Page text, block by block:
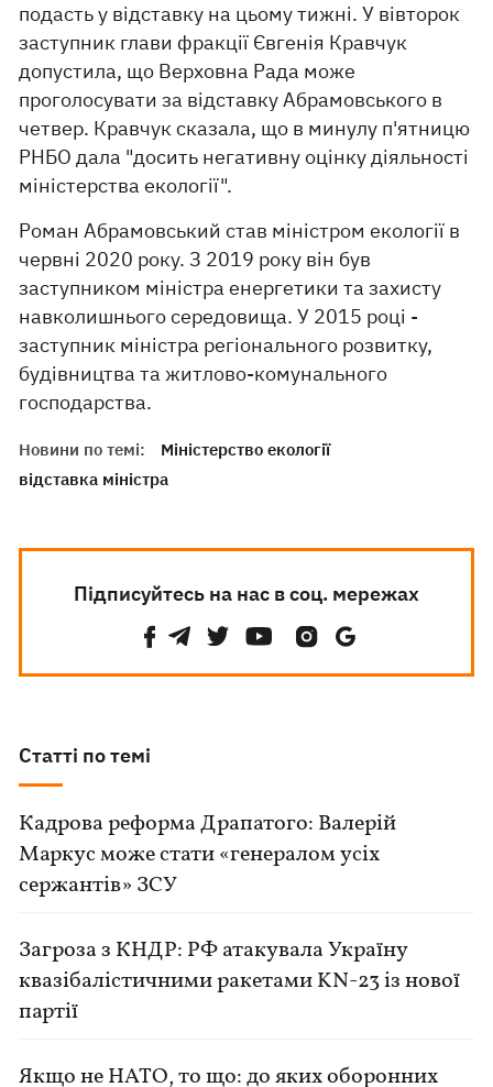
подасть у відставку на цьому тижні. У вівторок
заступник глави фракції Євгенія Кравчук
допустила, що Верховна Рада може
проголосувати за відставку Абрамовського в
четвер. Кравчук сказала, що в минулу п'ятницю
РНБО дала "досить негативну оцінку діяльності
міністерства екології".
Роман Абрамовський став міністром екології в
червні 2020 року. З 2019 року він був
заступником міністра енергетики та захисту
навколишнього середовища. У 2015 році -
заступник міністра регіонального розвитку,
будівництва та житлово-комунального
господарства.
Новини по темі:
Міністерство екології
відставка міністра
Підписуйтесь на нас в соц. мережах
Статті по темі
Кадрова реформа Драпатого: Валерій
Маркус може стати «генералом усіх
сержантів» ЗСУ
Загроза з КНДР: РФ атакувала Україну
квазібалістичними ракетами KN-23 із нової
партії
Якщо не НАТО, то що: до яких оборонних